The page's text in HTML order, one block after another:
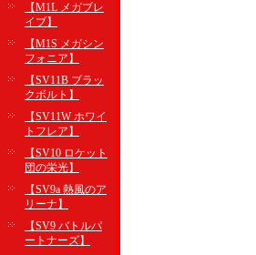
【M1L メガブレ
イブ】
【M1S メガシン
フォニア】
【SV11B ブラッ
クボルト】
【SV11W ホワイ
トフレア】
【SV10 ロケット
団の栄光】
【SV9a 熱風のア
リーナ】
【SV9 バトルパ
ートナーズ】